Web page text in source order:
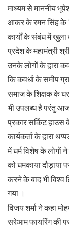
माध्यम से माननीय
आकर के रमन सिंह के
कार्यों के संबंध में
प्रदेश के महामंत्री
उनके लोगों के द्वारा
कि कवर्धा के समीप
समाज के शिक्षक के
भी उपलब्ध है परंतु आज
प्रकार सर्किट
कार्यकर्ता के द्वारा
में धर्म विशेष के लोगों
को धमकाया दौड़ाया
करने के बाद भी विश्व
गया ।
विजय शर्मा ने कहा
सरेआम फायरिंग की